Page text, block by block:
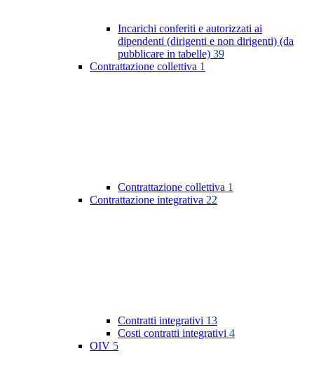
Incarichi conferiti e autorizzati ai
dipendenti (dirigenti e non dirigenti) (da
pubblicare in tabelle) 39
Contrattazione collettiva 1
Contrattazione collettiva 1
Contrattazione integrativa 22
Contratti integrativi 13
Costi contratti integrativi 4
OIV 5